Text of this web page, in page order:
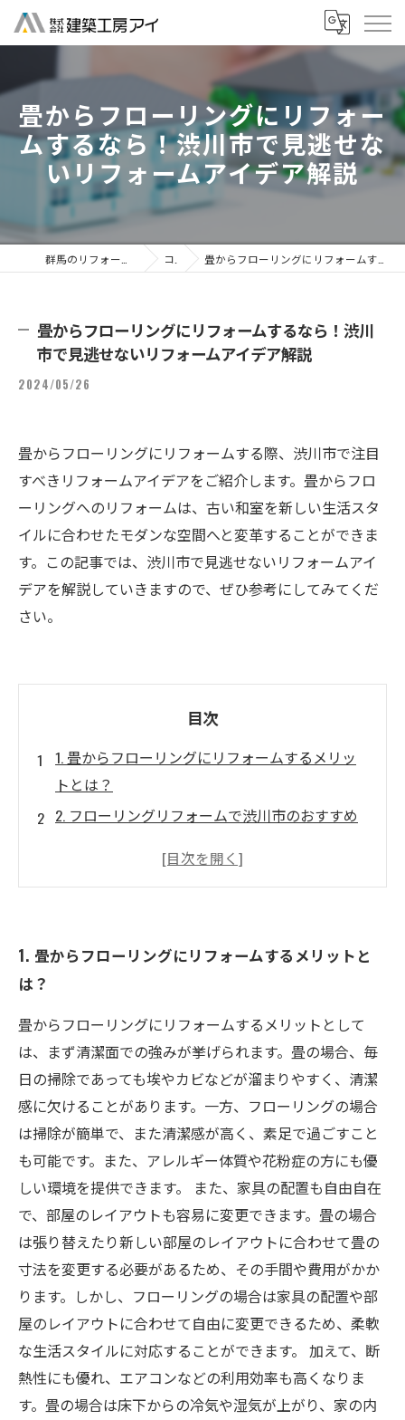
畳からフローリングにリフォー
ムするなら！渋川市で見逃せな
いリフォームアイデア解説
コラム 畳からフローリングにリフォームするなら！渋川市で見逃せないリフォームアイデア解説
畳からフローリングにリフォームするなら！渋川
市で見逃せないリフォームアイデア解説
2024/05/26
畳からフローリングにリフォームする際、渋川市で注目
すべきリフォームアイデアをご紹介します。畳からフロ
ーリングへのリフォームは、古い和室を新しい生活スタ
イルに合わせたモダンな空間へと変革することができま
す。この記事では、渋川市で見逃せないリフォームアイ
デアを解説していきますので、ぜひ参考にしてみてくだ
さい。
目次
1. 畳からフローリングにリフォームするメリッ
トとは？
2. フローリングリフォームで渋川市のおすすめ
3. フローリングリフォームに必要な工事の流れ
な素材・色とは？
くらい？
1. 畳からフローリングにリフォームするメリットと
は？
畳からフローリングにリフォームするメリットとして
は、まず清潔面での強みが挙げられます。畳の場合、毎
日の掃除であっても埃やカビなどが溜まりやすく、清潔
感に欠けることがあります。一方、フローリングの場合
は掃除が簡単で、また清潔感が高く、素足で過ごすこと
も可能です。また、アレルギー体質や花粉症の方にも優
しい環境を提供できます。 また、家具の配置も自由自在
で、部屋のレイアウトも容易に変更できます。畳の場合
は張り替えたり新しい部屋のレイアウトに合わせて畳の
寸法を変更する必要があるため、その手間や費用がかか
ります。しかし、フローリングの場合は家具の配置や部
屋のレイアウトに合わせて自由に変更できるため、柔軟
な生活スタイルに対応することができます。 加えて、断
熱性にも優れ、エアコンなどの利用効率も高くなりま
す。畳の場合は床下からの冷気や湿気が上がり、家の内